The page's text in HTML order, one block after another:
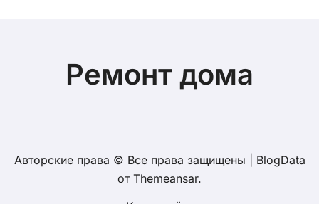
Ремонт дома
Авторские права © Все права защищены
BlogData
от Themeansar.